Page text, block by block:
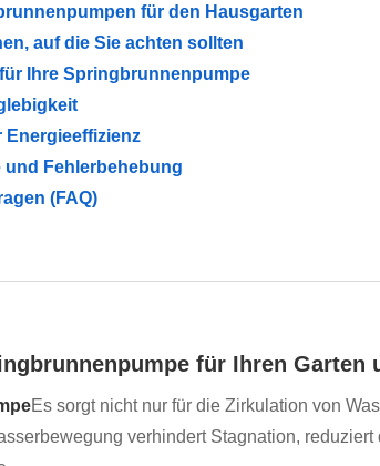
für den Hausgarten
auf die Sie achten sollten
Ihre Springbrunnenpumpe
Energieeffizienz
und Fehlerbehebung
(FAQ)
für Ihren Garten
Es sorgt nicht nur für die Zirkulation von
verhindert Stagnation,